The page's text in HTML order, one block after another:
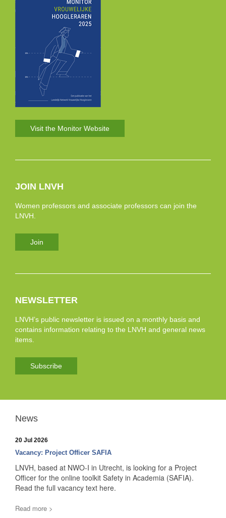
Visit the Monitor Website
JOIN LNVH
Women professors and associate professors can join the
LNVH.
Join
NEWSLETTER
LNVH’s public newsletter is issued on a monthly basis and
contains information relating to the LNVH and general news
items.
Subscribe
News
20 Jul 2026
Vacancy: Project Officer SAFIA
LNVH, based at NWO-I in Utrecht, is looking for a Project
Officer for the online toolkit Safety in Academia (SAFIA).
Read the full vacancy text here.
Read more >